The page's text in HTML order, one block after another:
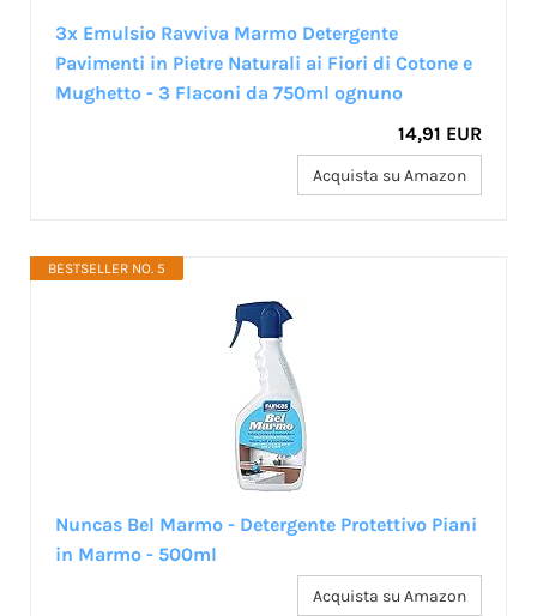
3x Emulsio Ravviva Marmo Detergente
Pavimenti in Pietre Naturali ai Fiori di Cotone e
Mughetto - 3 Flaconi da 750ml ognuno
14,91 EUR
Acquista su Amazon
BESTSELLER NO. 5
Nuncas Bel Marmo - Detergente Protettivo Piani
in Marmo - 500ml
Acquista su Amazon